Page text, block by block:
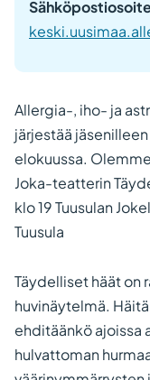
Allergia-, iho- ja
järjestää
elokuussa.
Joka-teatterin
klo 19 Tuusulan
Tuusula
Täydelliset häät on
huvinäytelmä.
ehditäänkö ajoissa
hulvattoman